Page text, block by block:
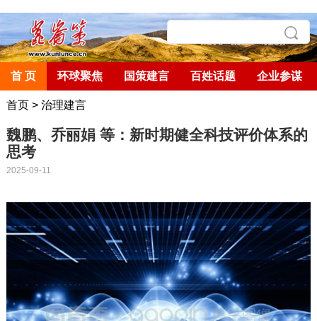
首 页 环球聚焦 国策建言 百姓话题 企业参谋
首页> 治理建言
魏鹏、乔丽娟 等：新时期健全科技评价体系的
思考
2025-09-11